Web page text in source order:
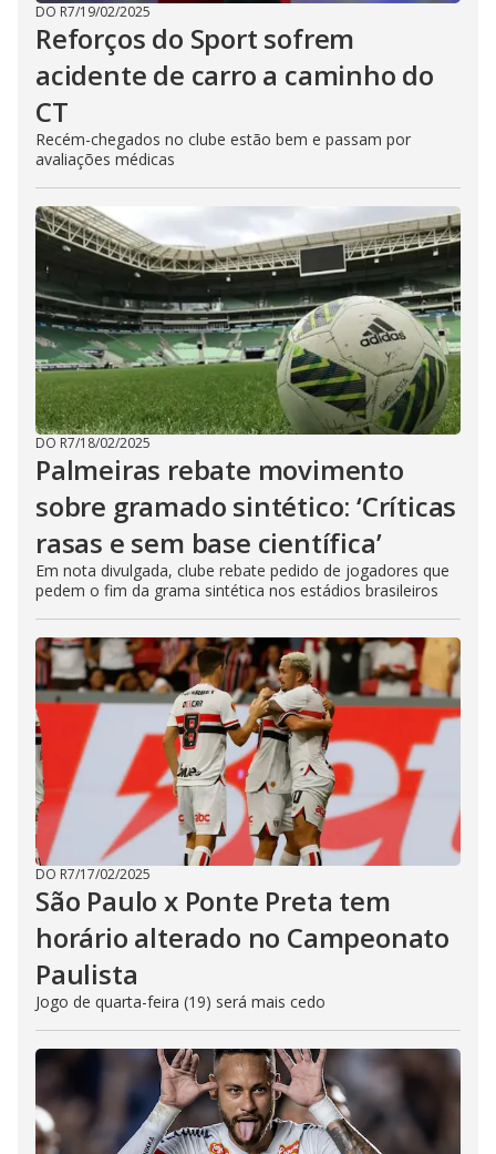
DO R7/19/02/2025
Reforços do Sport sofrem
acidente de carro a caminho do
CT
Recém-chegados no clube estão bem e passam por
avaliações médicas
DO R7/18/02/2025
Palmeiras rebate movimento
sobre gramado sintético: ‘Críticas
rasas e sem base científica’
Em nota divulgada, clube rebate pedido de jogadores que
pedem o fim da grama sintética nos estádios brasileiros
DO R7/17/02/2025
São Paulo x Ponte Preta tem
horário alterado no Campeonato
Paulista
Jogo de quarta-feira (19) será mais cedo